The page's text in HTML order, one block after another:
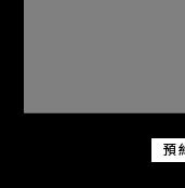
預
關於M+藏
探索世界頂